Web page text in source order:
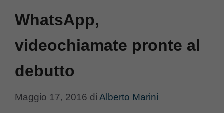
WhatsApp,
videochiamate pronte al
debutto
Maggio 17, 2016 di Alberto Marini